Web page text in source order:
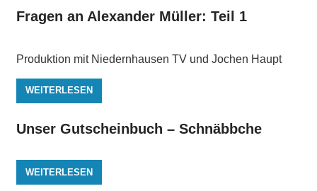
Fragen an Alexander Müller: Teil 1
Produktion mit Niedernhausen TV und Jochen Haupt
WEITERLESEN
Unser Gutscheinbuch – Schnäbbche
WEITERLESEN